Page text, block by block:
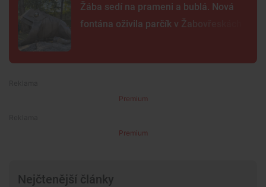
Žába sedí na prameni a bublá. Nová
fontána oživila parčík v Žabovřeskách
Premium
Premium
Nejčtenější články